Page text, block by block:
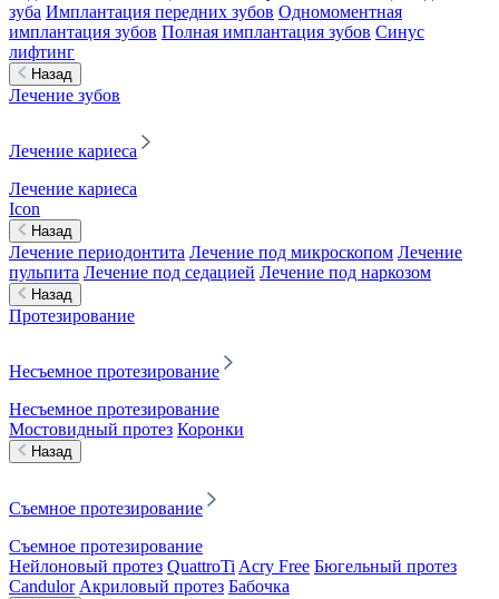
зуба Имплантация передних зубов Одномоментная
имплантация зубов Полная имплантация зубов Синус
лифтинг
Назад
Лечение зубов
Лечение кариеса
Лечение кариеса
Icon
Назад
Лечение периодонтита Лечение под микроскопом Лечение
пульпита Лечение под седацией Лечение под наркозом
Назад
Протезирование
Несъемное протезирование
Несъемное протезирование
Мостовидный протез Коронки
Назад
Съемное протезирование
Съемное протезирование
Нейлоновый протез QuattroTi Acry Free Бюгельный протез
Candulor Акриловый протез Бабочка